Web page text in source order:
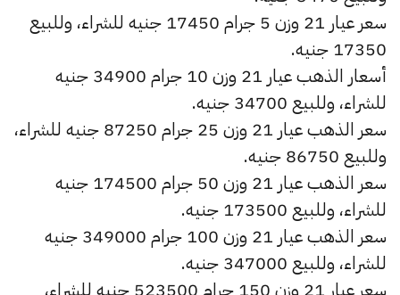
سعر عيار 21 وزن 5 جرام 17450 جنيه للشراء، وللبيع
17350 جنيه.
أسعار الذهب عيار 21 وزن 10 جرام 34900 جنيه
للشراء، وللبيع 34700 جنيه.
سعر الذهب عيار 21 وزن 25 جرام 87250 جنيه للشراء،
وللبيع 86750 جنيه.
سعر الذهب عيار 21 وزن 50 جرام 174500 جنيه
للشراء، وللبيع 173500 جنيه.
سعر الذهب عيار 21 وزن 100 جرام 349000 جنيه
للشراء، وللبيع 347000 جنيه.
سعر عيار 21 وزن 150 جرام 523500 جنيه للشراء،